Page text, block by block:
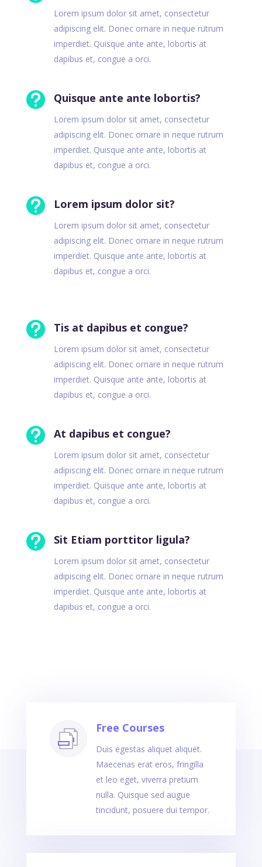
Lorem ipsum dolor sit amet, consectetur
adipiscing elit. Donec ornare in neque rutrum
imperdiet. Quisque ante ante, lobortis at
dapibus et, congue a orci.
 Quisque ante ante lobortis?
Lorem ipsum dolor sit amet, consectetur
adipiscing elit. Donec ornare in neque rutrum
imperdiet. Quisque ante ante, lobortis at
dapibus et, congue a orci.
 Lorem ipsum dolor sit?
Lorem ipsum dolor sit amet, consectetur
adipiscing elit. Donec ornare in neque rutrum
imperdiet. Quisque ante ante, lobortis at
dapibus et, congue a orci.
 Tis at dapibus et congue?
Lorem ipsum dolor sit amet, consectetur
adipiscing elit. Donec ornare in neque rutrum
imperdiet. Quisque ante ante, lobortis at
dapibus et, congue a orci.
 At dapibus et congue?
Lorem ipsum dolor sit amet, consectetur
adipiscing elit. Donec ornare in neque rutrum
imperdiet. Quisque ante ante, lobortis at
dapibus et, congue a orci.
 Sit Etiam porttitor ligula?
Lorem ipsum dolor sit amet, consectetur
adipiscing elit. Donec ornare in neque rutrum
imperdiet. Quisque ante ante, lobortis at
dapibus et, congue a orci.
Free Courses
Duis egestas aliquet aliquet.
Maecenas erat eros, fringilla
et leo eget, viverra pretium
nulla. Quisque sed augue
tincidunt, posuere dui tempor.